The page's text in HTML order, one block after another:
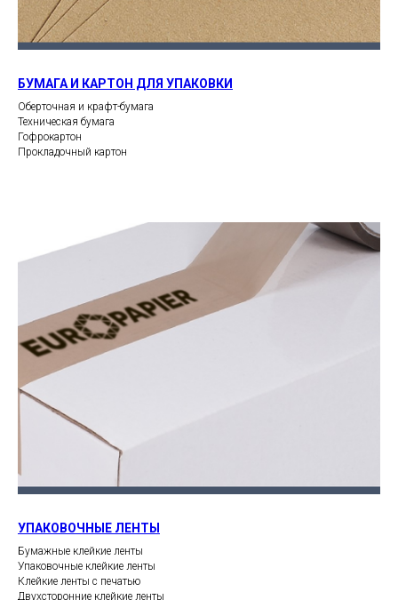
БУМАГА И КАРТОН ДЛЯ УПАКОВКИ
Оберточная и крафт-бумага
Техническая бумага
Гофрокартон
Прокладочный картон
УПАКОВОЧНЫЕ ЛЕНТЫ
Бумажные клейкие ленты
Упаковочные клейкие ленты
Клейкие ленты с печатью
Двухсторонние клейкие ленты